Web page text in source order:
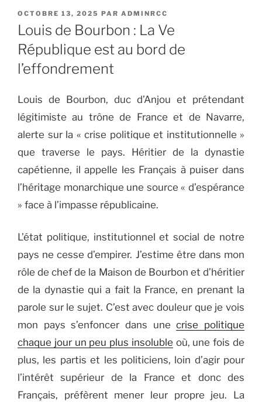
PUBLIÉ
LE
OCTOBRE 13, 2025 PAR ADMINRCC
Louis de Bourbon : La Ve
République est au bord de
l’effondrement
Louis de Bourbon, duc d’Anjou et prétendant
légitimiste au trône de France et de Navarre,
alerte sur la « crise politique et institutionnelle »
que traverse le pays. Héritier de la dynastie
capétienne, il appelle les Français à puiser dans
l’héritage monarchique une source « d’espérance
» face à l’impasse républicaine.
L’état politique, institutionnel et social de notre
pays ne cesse d’empirer. J’estime être dans mon
rôle de chef de la Maison de Bourbon et d’héritier
de la dynastie qui a fait la France, en prenant la
parole sur le sujet. C’est avec douleur que je vois
mon pays s’enfoncer dans unecrise politique
chaque jour un peu plus insoluble où, une fois de
plus, les partis et les politiciens, loin d’agir pour
l’intérêt supérieur de la France et donc des
Français, préfèrent mener leur propre jeu. La